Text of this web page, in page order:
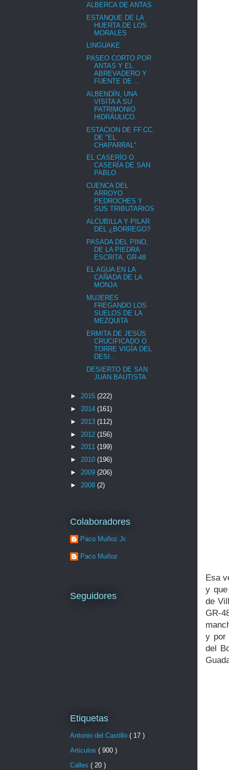
Esa
y
de
GR-
y por
del
ALBERCA DE ANTAS
ESTANQUE DE LA
HUERTA DE LOS
MORALES
LINGUAKE
PASEO CORTO POR
ANTAS Y EL
ABREVADERO Y
FUENTE DE ...
ALBENDÍN, UNA
VISITA A SU
PATRIMONIO
HIDRÁULICO.
ESTACION DE FF.CC.
DE "EL
CHAPARRAL"
EL CASERÍO O
CASERÍA DE SAN
PABLO
CUENCA DEL
ARROYO
PEDROCHES Y
SUS TRIBUTARIOS
ALCUBILLA Y PILAR
DEL ¿BORREGO?
PASADA DEL PINO,
DE LA PIEDRA
ESCRITA, GR-48
EL AGUA EN LA
CAÑADA DE LA
MONJA
MUJERES
FREGANDO LOS
SUELOS DE LA
MEZQUITA
ERMITA DE JESÚS
CRUCIFICADO O
TORRE VIGÍA DEL
DESI...
DESIERTO DE SAN
JUAN BAUTISTA
► 2015 (222)
► 2014 (161)
► 2013 (112)
► 2012 (156)
► 2011 (199)
► 2010 (196)
► 2009 (206)
► 2008 (2)
Colaboradores
Paco Muñoz Jr.
Paco Muñoz
Seguidores
Etiquetas
Antonio del Castillo ( 17 )
Articulos ( 900 )
Calles ( 20 )